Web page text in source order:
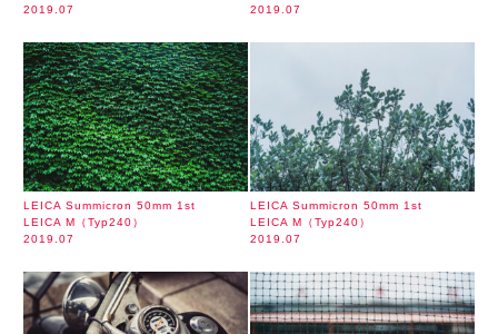
2019.07
2019.07
LEICA Summicron 50mm 1st
LEICA M（Typ240）
2019.07
LEICA Summicron 50mm 1st
LEICA M（Typ240）
2019.07